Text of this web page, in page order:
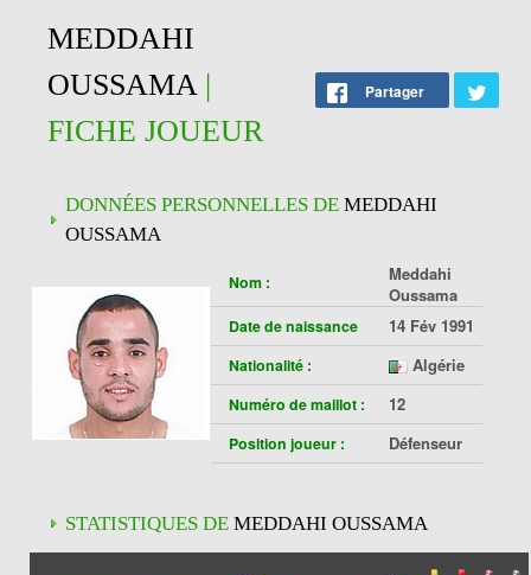
MEDDAHI
OUSSAMA|
FICHE JOUEUR
Partager
DONNÉES PERSONNELLES DE MEDDAHI
OUSSAMA
Nom :
Meddahi
Oussama
Date de naissance 14 Fév 1991
Nationalité : Algérie
Numéro de maillot : 12
Position joueur : Défenseur
STATISTIQUES DE MEDDAHI OUSSAMA